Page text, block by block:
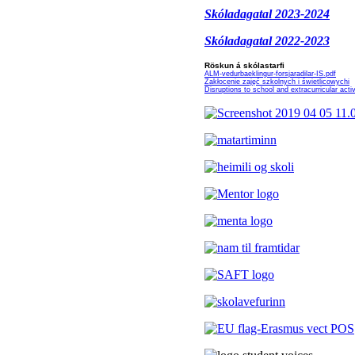
Skóladagatal 2023-2024
Skóladagatal 2022-2023
Röskun á skólastarfi
ALM-vedurbaeklingur-forsjaradilar-IS.pdf
Zakłocenie zajęć szkolnych i świetlicowychi
Disruptions to school and extracurricular